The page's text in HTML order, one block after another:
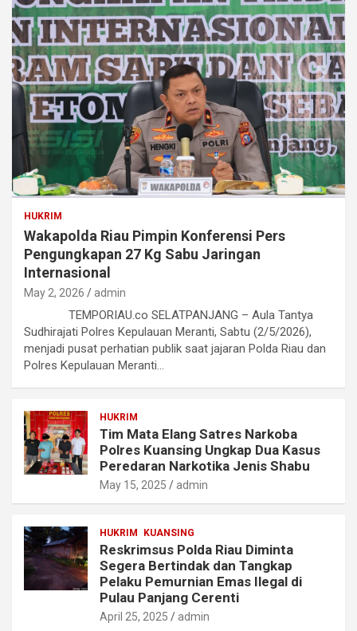
HUKRIM
Wakapolda Riau Pimpin Konferensi Pers
Pengungkapan 27 Kg Sabu Jaringan
Internasional
May 2, 2026 admin
TEMPORIAU.co SELATPANJANG – Aula Tantya
Sudhirajati Polres Kepulauan Meranti, Sabtu (2/5/2026),
menjadi pusat perhatian publik saat jajaran Polda Riau dan
Polres Kepulauan Meranti…
HUKRIM
Tim Mata Elang Satres Narkoba
Polres Kuansing Ungkap Dua Kasus
Peredaran Narkotika Jenis Shabu
May 15, 2025 admin
HUKRIM KUANSING
Reskrimsus Polda Riau Diminta
Segera Bertindak dan Tangkap
Pelaku Pemurnian Emas Ilegal di
Pulau Panjang Cerenti
April 25, 2025 admin